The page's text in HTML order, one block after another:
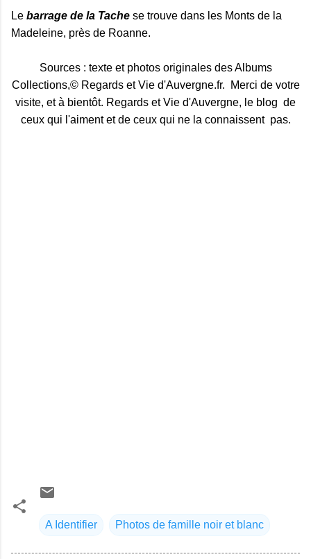
Le barrage de la Tache se trouve dans les Monts de la
Madeleine, près de Roanne.
Sources : texte et photos originales des Albums
Collections,© Regards et Vie d'Auvergne.fr. Merci de votre
visite, et à bientôt. Regards et Vie d'Auvergne, le blog de
ceux qui l'aiment et de ceux qui ne la connaissent pas.
A Identifier Photos de famille noir et blanc